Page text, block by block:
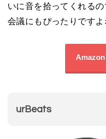
いに音を拾ってくれる
会議にもぴったりですよ
Amazon
urBeats